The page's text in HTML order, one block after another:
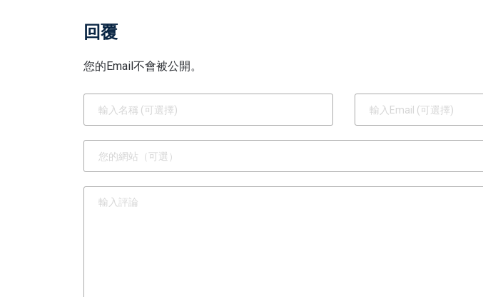
回覆
您的Email不會被公開。